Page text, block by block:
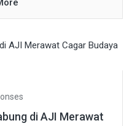
di AJI Merawat